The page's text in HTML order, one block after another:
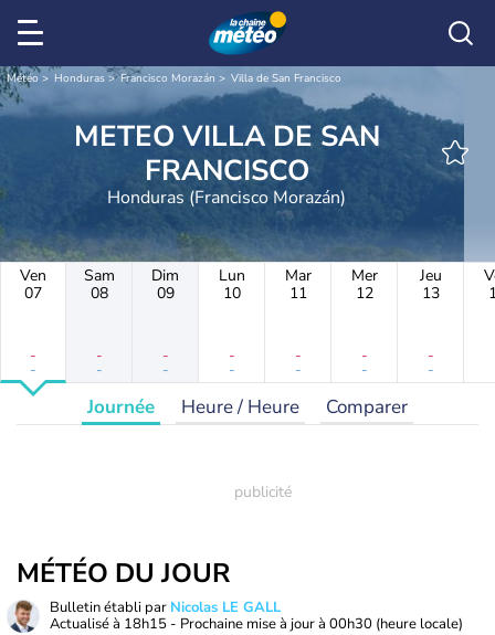
Météo Honduras Francisco Morazán Villa de San Francisco
METEO VILLA DE SAN
FRANCISCO
Honduras (Francisco Morazán)
Ven
07
-
-
Sam
08
-
-
Dim
09
-
-
Lun
10
-
-
Mar
11
-
-
Mer
12
-
-
Jeu
13
-
-
Journée Heure / Heure Comparer
MÉTÉO DU JOUR
Bulletin établi par Nicolas LE GALL
Actualisé à 18h15 - Prochaine mise à jour à 00h30 (heure locale)